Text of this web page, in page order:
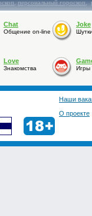
,персональный гороскоп,
Chat
Общение on-line
Joke
Love
Знакомства Игры
Наши
О проекте